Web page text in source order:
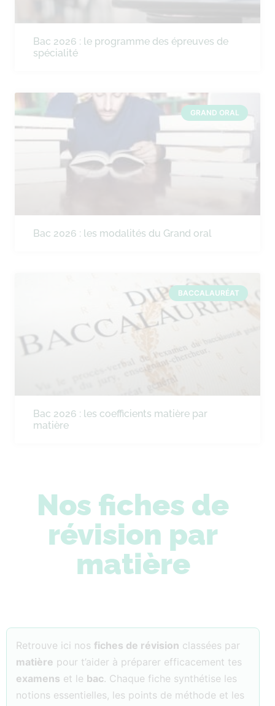
Bac 2026 : le programme des épreuves de
spécialité
GRAND ORAL
Bac 2026 : les modalités du Grand oral
BACCALAURÉAT
Bac 2026 : les coefficients matière par
matière
Nos fiches de
révision par
matière
Retrouve ici nos fiches de révision classées par
matière pour t’aider à préparer efficacement tes
examens et le bac. Chaque fiche synthétise les
notions essentielles, les points de méthode et les